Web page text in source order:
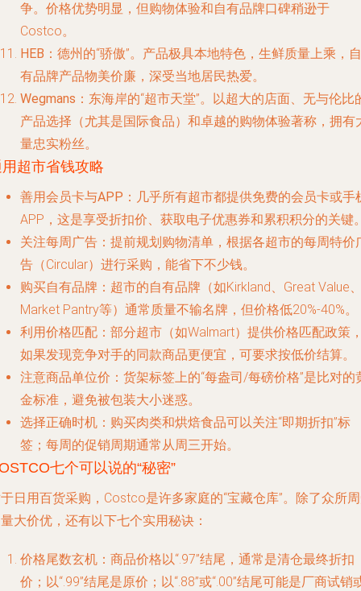
争。价格优势明显，但购物体验和自有品牌口碑稍逊于
Costco。
HEB ：德州的“骄傲”。产品极具本地特色，生鲜质量上乘，自
有品牌产品物美价廉，深受当地居民热爱。
Wegmans ：东海岸的“超市天堂”。以超大的店面、无与伦比
产品选择（尤其是国际食品）和卓越的购物体验著称，拥有
量忠实粉丝。
超市省钱攻略
善用会员卡与APP ：几乎所有超市都提供免费的会员卡或手
APP，这是享受折扣价、获取电子优惠券和累积积分的关键
关注每周广告 ：提前规划购物清单，根据各超市的每周特价
告（Circular）进行采购，能省下不少钱。
购买自有品牌 ：超市的自有品牌（如Kirkland、Great Value
Market Pantry等）通常质量不输名牌，但价格低20%-40%。
利用价格匹配 ：部分超市（如Walmart）提供价格匹配政策
如果发现竞争对手的同款商品更便宜，可要求按低价结算。
注意商品单位价 ：货架标签上的“每盎司/每磅价格”是比对的
金标准，避免被包装大小迷惑。
选择正确时机 ：购买肉类和烘焙食品可以关注“即期折扣”标
签；每周的促销周期通常从周三开始。
七个可以说的“秘密”
日用百货采购，Costco是许多家庭的“宝藏仓库”。除了众所
大价优，还有以下七个实用秘诀：
价格尾数玄机 ：商品价格以“.97”结尾，通常是清仓最终折扣
价；以“.99”结尾是原价；以“.88”或“.00”结尾可能是厂商试销